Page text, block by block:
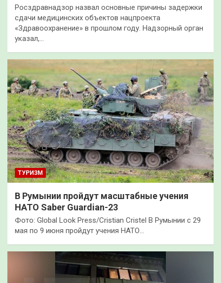
Росздравнадзор назвал основные причины задержки
сдачи медицинских объектов нацпроекта
«Здравоохранение» в прошлом году. Надзорный орган
указал,…
ТУРИЗМ
В Румынии пройдут масштабные учения
НАТО Saber Guardian-23
Фото: Global Look Press/Cristian Cristel В Румынии с 29
мая по 9 июня пройдут учения НАТО…